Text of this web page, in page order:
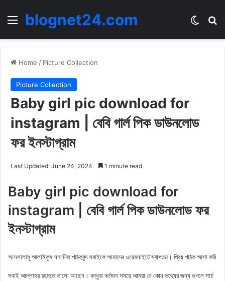
Menublognet24.com
Home / Picture Collection
Picture Collection
Baby girl pic download for
instagram | বেবি গার্ল পিক ডাউনলোড
ফর ইনস্টাগ্রাম
Last Updated: June 24, 2024 1 minute read
Baby girl pic download for
instagram | বেবি গার্ল পিক ডাউনলোড ফর
ইনস্টাগ্রাম
আসসালামু আলাইকুম সম্মানিত পাঠকবৃন্দ সবাইকে আমাদের ওয়েবসাইটে স্বাগতম। প্রিয় পাঠক আসা করি
সবাই আল্লাহর রহমতে ভালো আছেন। বন্ধুরা বর্তমান সময়ে আমরা যে কোন তথ্যের জন্য গুগলে সার্চ